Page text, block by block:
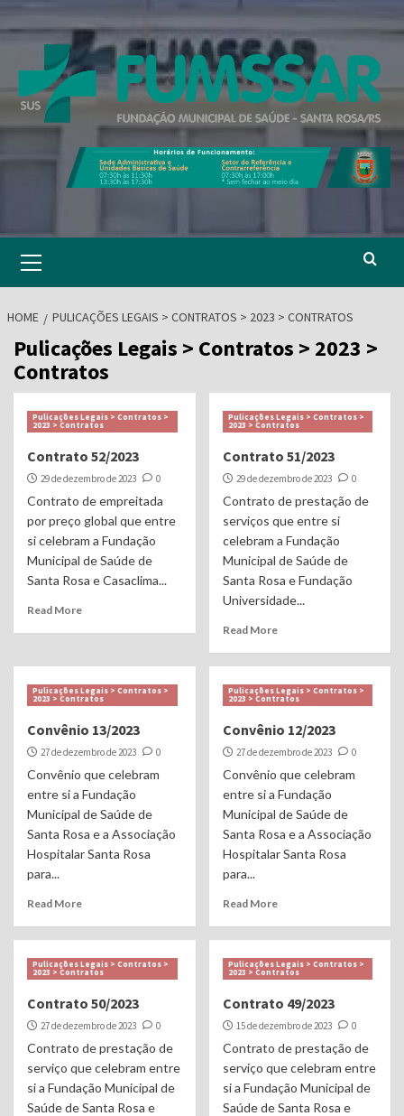
to
Menu
HOME PULICAÇÕES LEGAIS > CONTRATOS > 2023 > CONTRATOS
Pulicações Legais > Contratos > 2023 >
Contratos
Pulicações Legais > Contratos >
2023 > Contratos
Contrato 52/2023
29 de dezembro de 2023 0
Contrato de empreitada
por preço global que entre
si celebram a Fundação
Municipal de Saúde de
Santa Rosa e Casaclima...
Read More
Pulicações Legais > Contratos >
2023 > Contratos
Contrato 51/2023
29 de dezembro de 2023 0
Contrato de prestação de
serviços que entre si
celebram a Fundação
Municipal de Saúde de
Santa Rosa e Fundação
Universidade...
Read More
Pulicações Legais > Contratos >
2023 > Contratos
Convênio 13/2023
27 de dezembro de 2023 0
Convênio que celebram
entre si a Fundação
Municipal de Saúde de
Santa Rosa e a Associação
Hospitalar Santa Rosa
para...
Read More
Pulicações Legais > Contratos >
2023 > Contratos
Convênio 12/2023
27 de dezembro de 2023 0
Convênio que celebram
entre si a Fundação
Municipal de Saúde de
Santa Rosa e a Associação
Hospitalar Santa Rosa
para...
Read More
Pulicações Legais > Contratos >
2023 > Contratos
Contrato 50/2023
27 de dezembro de 2023 0
Contrato de prestação de
serviço que celebram entre
si a Fundação Municipal de
Saúde de Santa Rosa e
Pulicações Legais > Contratos >
2023 > Contratos
Contrato 49/2023
15 de dezembro de 2023 0
Contrato de prestação de
serviço que celebram entre
si a Fundação Municipal de
Saúde de Santa Rosa e